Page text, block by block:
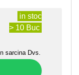
in stoc
> 10 Buc
sarcina Dvs.